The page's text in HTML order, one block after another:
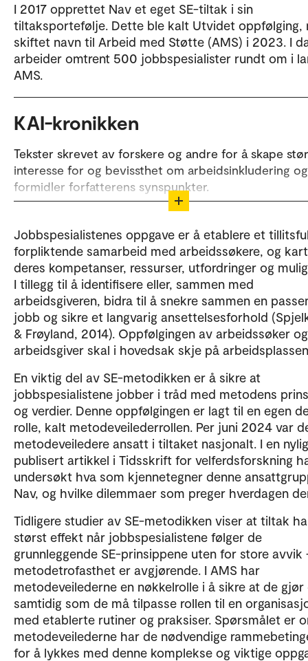
I 2017 opprettet Nav et eget SE-tiltak i sin
tiltaksportefølje. Dette ble kalt Utvidet oppfølging,
skiftet navn til Arbeid med Støtte (AMS) i 2023. I
arbeider omtrent 500 jobbspesialister rundt om i
AMS.
KAI-kronikken
Tekster skrevet av forskere og andre for å skape
interesse for og bevissthet om arbeidsinkludering og
formidler forfatterens synspunkter.
Ønsker du å skrive for KAI-kronikken? Ta kontakt
redaktørene:
Ann-Helén Bay
Heidi Moen Gjersøe
Sjekk bibliotek for arbeidsinkluderingfor mer
arbeidsinkluderingsforskning.
Jobbspesialistenes oppgave er å etablere et
forpliktende samarbeid med arbeidssøkere, og
deres kompetanser, ressurser, utfordringer og
I tillegg til å identifisere eller, sammen med
arbeidsgiveren, bidra til å snekre sammen en
jobb og sikre et langvarig ansettelsesforhold
& Frøyland, 2014). Oppfølgingen av arbeidssøker og
arbeidsgiver skal i hovedsak skje på
En viktig del av SE-metodikken er å sikre at
jobbspesialistene jobber i tråd med metodens
og verdier. Denne oppfølgingen er lagt til en egen
rolle, kalt metodeveilederrollen. Per juni 2024 var
metodeveiledere ansatt i tiltaket nasjonalt. I en nylig
publisert artikkel i Tidsskrift for velferdsforskning
undersøkt hva som kjennetegner denne
Nav, og hvilke dilemmaer som preger hverdagen
Tidligere studier av SE-metodikken viser at tiltak
størst effekt når jobbspesialistene følger de
grunnleggende SE-prinsippene uten for store avvik
metodetrofasthet er avgjørende. I AMS har
metodeveilederne en nøkkelrolle i å sikre at de
samtidig som de må tilpasse rollen til en
med etablerte rutiner og praksiser. Spørsmålet er
metodeveilederne har de nødvendige
for å lykkes med denne komplekse og viktige